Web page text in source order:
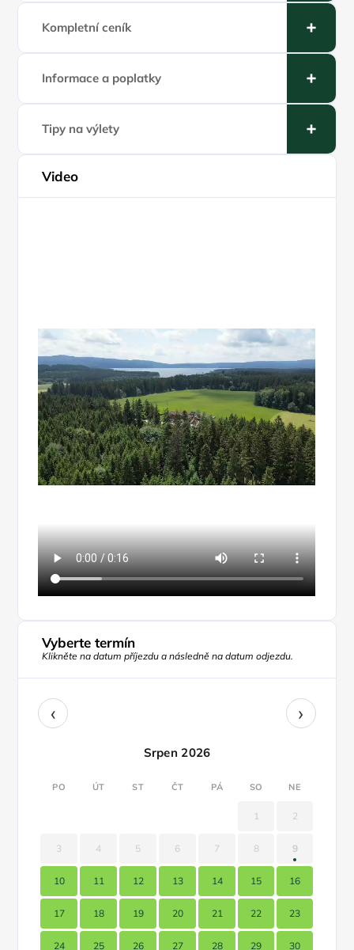
Kompletní ceník
Informace a poplatky
Tipy na výlety
Video
Vyberte termín
Klikněte na datum příjezdu a následně na datum odjezdu.
‹ ›
Srpen 2026
PO ÚT ST ČT PÁ SO NE
1 2
3 4 5 6 7 8 9
10 11 12 13 14 15 16
17 18 19 20 21 22 23
24 25 26 27 28 29 30